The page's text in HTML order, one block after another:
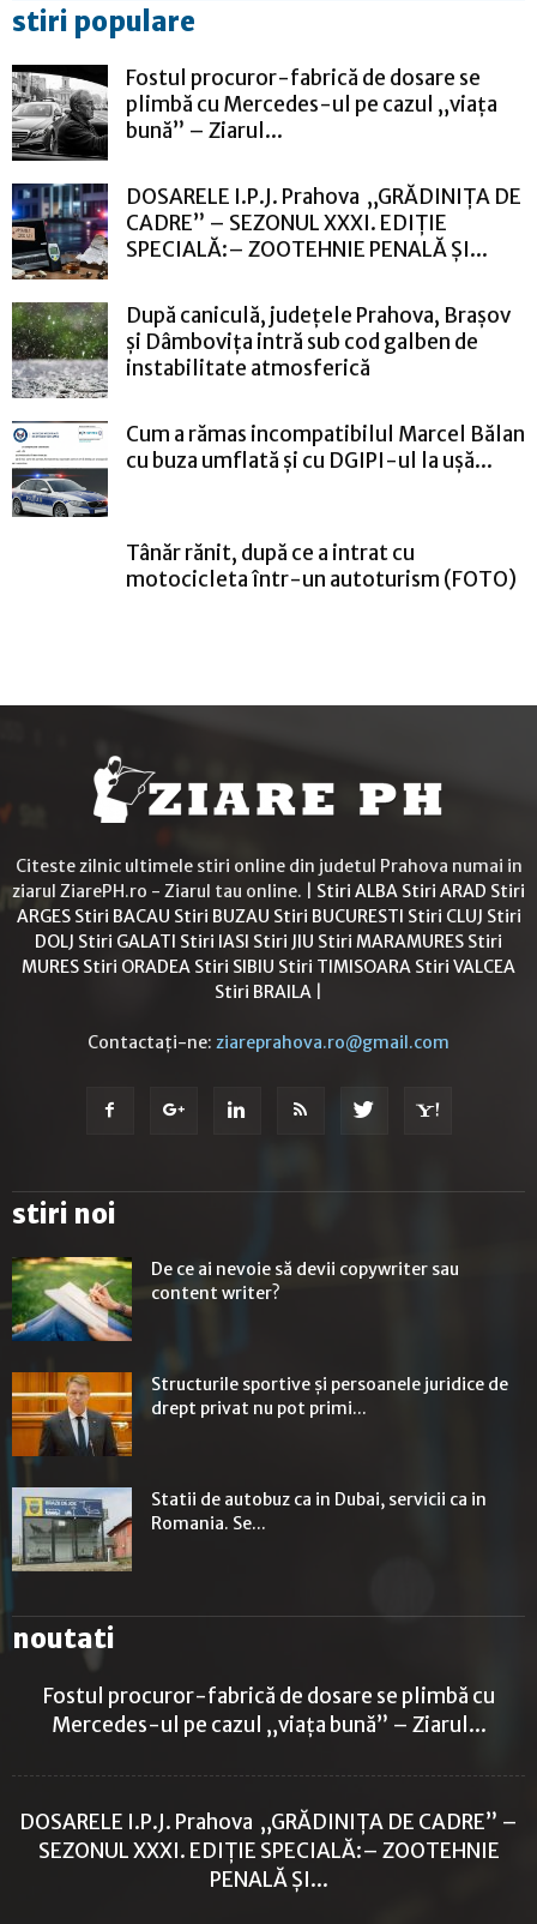
stiri populare
Fostul procuror-fabrică de dosare se
plimbă cu Mercedes-ul pe cazul „viața
bună” – Ziarul...
DOSARELE I.P.J. Prahova „GRĂDINIȚA DE
CADRE” – SEZONUL XXXI. EDIȚIE
SPECIALĂ:– ZOOTEHNIE PENALĂ ȘI...
După caniculă, județele Prahova, Brașov
și Dâmbovița intră sub cod galben de
instabilitate atmosferică
Cum a rămas incompatibilul Marcel Bălan
cu buza umflată și cu DGIPI-ul la ușă...
Tânăr rănit, după ce a intrat cu
motocicleta într-un autoturism (FOTO)
Citeste zilnic ultimele stiri online din judetul Prahova numai in
ziarul ZiarePH.ro - Ziarul tau online. | Stiri ALBA Stiri ARAD Stiri
ARGES Stiri BACAU Stiri BUZAU Stiri BUCURESTI Stiri CLUJ Stiri
DOLJ Stiri GALATI Stiri IASI Stiri JIU Stiri MARAMURES Stiri
MURES Stiri ORADEA Stiri SIBIU Stiri TIMISOARA Stiri VALCEA
Stiri BRAILA
Contactați-ne: ziareprahova.ro@gmail.com
stiri noi
De ce ai nevoie să devii copywriter sau
content writer?
Structurile sportive şi persoanele juridice de
drept privat nu pot primi...
Statii de autobuz ca in Dubai, servicii ca in
Romania. Se...
noutati
Fostul procuror-fabrică de dosare se plimbă cu
Mercedes-ul pe cazul „viața bună” – Ziarul...
DOSARELE I.P.J. Prahova „GRĂDINIȚA DE CADRE” –
SEZONUL XXXI. EDIȚIE SPECIALĂ:– ZOOTEHNIE
PENALĂ ȘI...